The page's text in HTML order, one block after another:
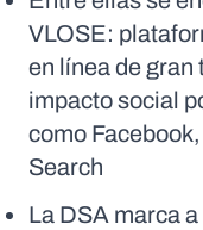
VLOSE:
en línea de gran
impacto social
como
Search
La DSA marca